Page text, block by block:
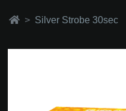
Silver Strobe 30sec